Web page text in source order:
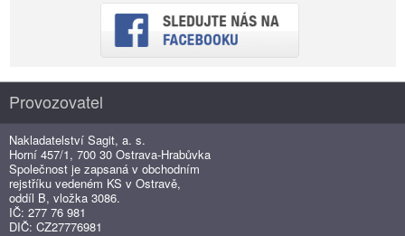
Provozovatel
Nakladatelství Sagit, a. s.
Horní 457/1, 700 30 Ostrava-Hrabůvka
Společnost je zapsaná v obchodním
rejstříku vedeném KS v Ostravě,
oddíl B, vložka 3086.
IČ: 277 76 981
DIČ: CZ27776981